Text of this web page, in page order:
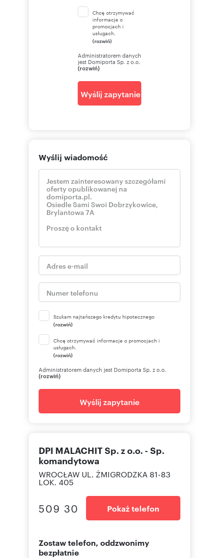
Chcę otrzymywać
informacje o
promocjach i
usługach.
(rozwiń)
Administratorem danych
jest Domiporta Sp. z o.o.
(rozwiń)
Wyślij zapytanie
Wyślij wiadomość
Szukam najtańszego kredytu hipotecznego
(rozwiń)
Chcę otrzymywać informacje o promocjach i
usługach.
(rozwiń)
Administratorem danych jest Domiporta Sp. z o.o.
(rozwiń)
Wyślij zapytanie
DPI MALACHIT Sp. z o.o. - Sp.
komandytowa
WROCŁAW UL. ŻMIGRODZKA 81-83
LOK. 405
509 30 Pokaż telefon
Zostaw telefon, oddzwonimy
bezpłatnie